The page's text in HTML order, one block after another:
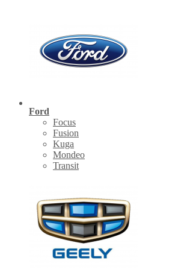
Ford
Focus
Fusion
Kuga
Mondeo
Transit